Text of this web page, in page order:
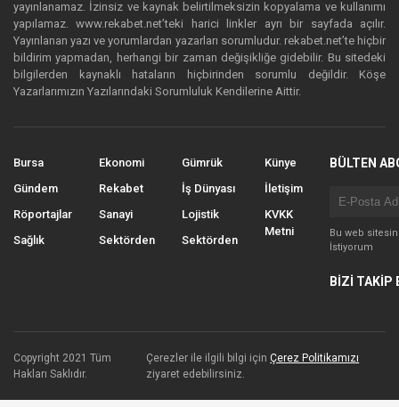
yayınlanamaz. İzinsiz ve kaynak belirtilmeksizin kopyalama ve kullanımı
yapılamaz. www.rekabet.net’teki harici linkler ayrı bir sayfada açılır.
Yayınlanan yazı ve yorumlardan yazarları sorumludur. rekabet.net’te hiçbir
bildirim yapmadan, herhangi bir zaman değişikliğe gidebilir. Bu sitedeki
bilgilerden kaynaklı hataların hiçbirinden sorumlu değildir. Köşe
Yazarlarımızın Yazılarındaki Sorumluluk Kendilerine Aittir.
Bursa
Gündem
Röportajlar
Sağlık
Ekonomi
Rekabet
Sanayi
Sektörden
Gümrük
İş Dünyası
Lojistik
Sektörden
Künye
İletişim
KVKK
Metni
BÜLTEN
Bu web
İstiyorum
BİZİ TAKİP
Copyright 2021 Tüm
Hakları Saklıdır.
Çerezler ile ilgili bilgi içinÇerez Politikamızı
ziyaret edebilirsiniz.